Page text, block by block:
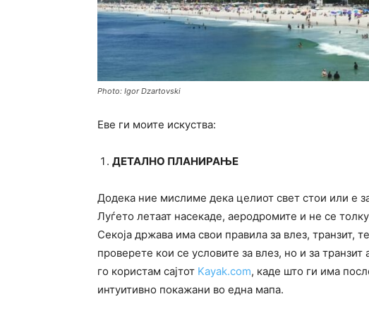
Photo: Igor Dzartovski
Еве ги моите искуства:
ДЕТАЛНО ПЛАНИРАЊЕ
Додека ние мислиме дека целиот свет стои или е
Луѓето летаат насекаде, аеродромите и не се
Секоја држава има свои правила за влез, транзит,
проверете кои се условите за влез, но и за
го користам сајтот Kayak.com, каде што ги има
интуитивно покажани во една мапа.